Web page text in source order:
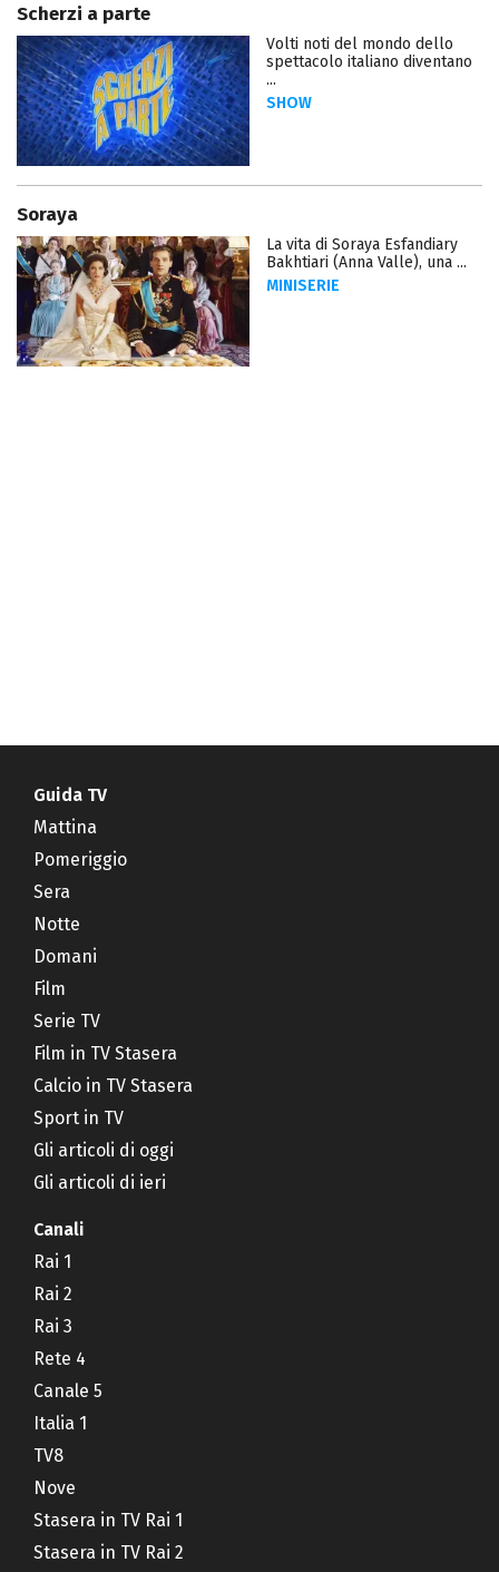
Scherzi a parte
Volti noti del mondo dello
spettacolo italiano diventano
...
SHOW
Soraya
La vita di Soraya Esfandiary
Bakhtiari (Anna Valle), una ...
MINISERIE
Guida TV
Mattina
Pomeriggio
Sera
Notte
Domani
Film
Serie TV
Film in TV Stasera
Calcio in TV Stasera
Sport in TV
Gli articoli di oggi
Gli articoli di ieri
Canali
Rai 1
Rai 2
Rai 3
Rete 4
Canale 5
Italia 1
TV8
Nove
Stasera in TV Rai 1
Stasera in TV Rai 2